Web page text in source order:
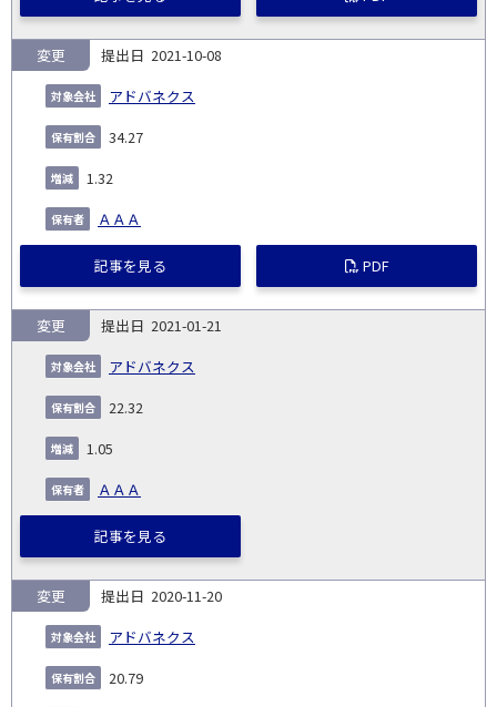
2021-10-08
アドバネクス
変更
34.27
1.32
ＡＡＡ
記事を見る PDF
2021-01-21
アドバネクス
変更
22.32
1.05
ＡＡＡ
記事を見る
2020-11-20
アドバネクス
変更
20.79